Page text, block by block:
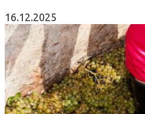
16.12.2025